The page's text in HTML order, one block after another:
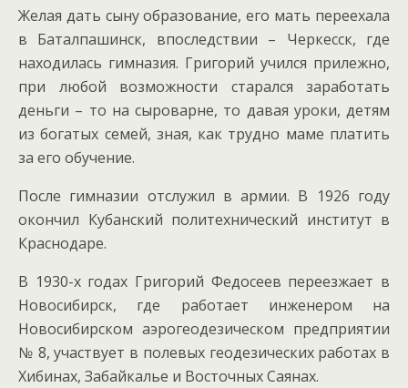
Желая дать сыну образование, его мать переехала
в Баталпашинск, впоследствии – Черкесск, где
находилась гимназия. Григорий учился прилежно,
при любой возможности старался заработать
деньги – то на сыроварне, то давая уроки, детям
из богатых семей, зная, как трудно маме платить
за его обучение.
После гимназии отслужил в армии. В 1926 году
окончил Кубанский политехнический институт в
Краснодаре.
В 1930-х годах Григорий Федосеев переезжает в
Новосибирск, где работает инженером на
Новосибирском аэрогеодезическом предприятии
№ 8, участвует в полевых геодезических работах в
Хибинах, Забайкалье и Восточных Саянах.